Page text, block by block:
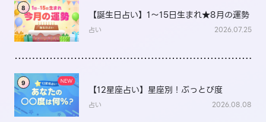
8
【誕生日占い】1～15日生まれ★8月の運勢
占い 2026.07.25
9
【12星座占い】星座別！ぶっとび度
占い 2026.08.08